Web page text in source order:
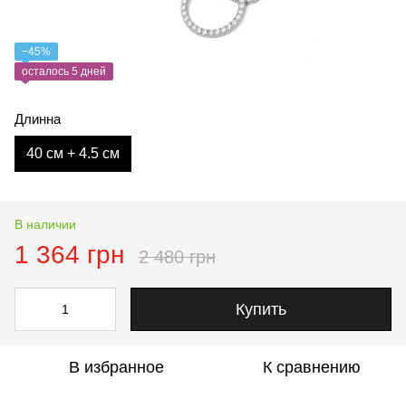
−45%
осталось 5 дней
Длинна
40 см + 4.5 см
В наличии
1 364 грн 2 480 грн
Купить
В избранное К сравнению